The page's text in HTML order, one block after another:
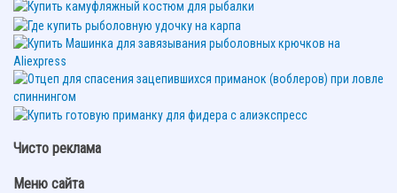
Чисто реклама
Меню сайта